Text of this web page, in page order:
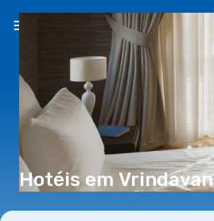
Hotéis em Vrindavan